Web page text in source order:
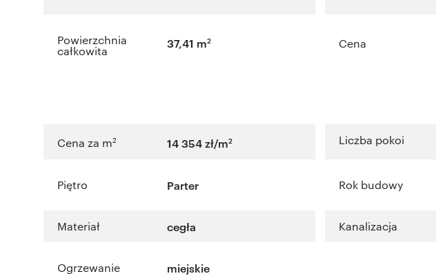
Powierzchnia
całkowita
37,41 m2 Cena
Cena za m2 14 354 zł/m2 Liczba pokoi
Piętro Parter Rok budowy
Materiał cegła Kanalizacja
Ogrzewanie miejskie